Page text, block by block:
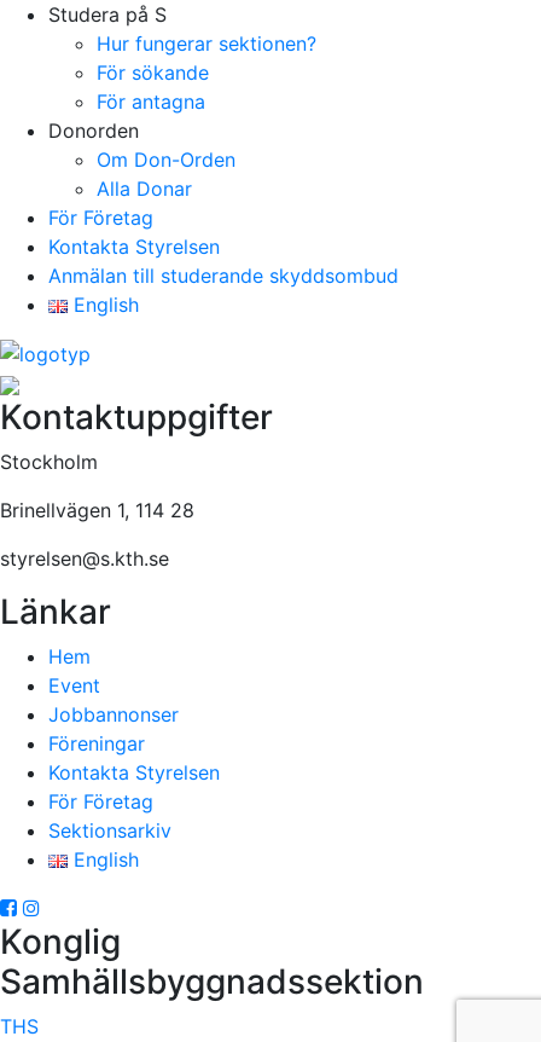
Studera på S
Hur fungerar sektionen?
För sökande
För antagna
Donorden
Om Don-Orden
Alla Donar
För Företag
Kontakta Styrelsen
Anmälan till studerande skyddsombud
English
Kontaktuppgifter
Stockholm
Brinellvägen 1, 114 28
styrelsen@s.kth.se
Länkar
Hem
Event
Jobbannonser
Föreningar
Kontakta Styrelsen
För Företag
Sektionsarkiv
English
Konglig
Samhällsbyggnadssektion
THS